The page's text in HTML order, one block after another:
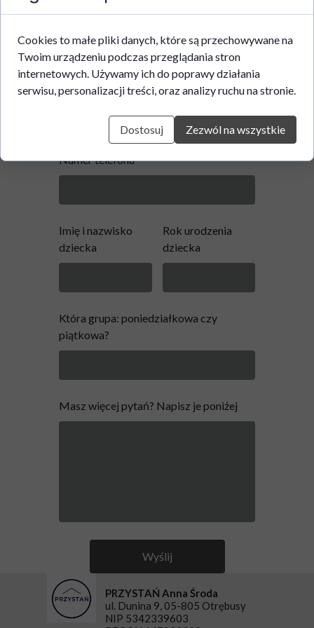
Imię i nazwisko
rodzica/opiekuna
Email
Numer telefonu
Imię i nazwisko
dziecka
Rok urodzenia
dziecka
Która grupa: poniedziałkowa czy
piątkowa?
Masz więcej pytań? Napisz je poniżej
Wyślij
PRZYSTAŃ Anna Środa
ul. Dunina 9, 05-805 Otrębusy
NIP 5342339603
Cookies to małe pliki danych, które są przechowywane na
Twoim urządzeniu podczas przeglądania stron
internetowych. Używamy ich do poprawy działania
serwisu, personalizacji treści, oraz analizy ruchu na stronie.
Dostosuj Zezwól na wszystkie